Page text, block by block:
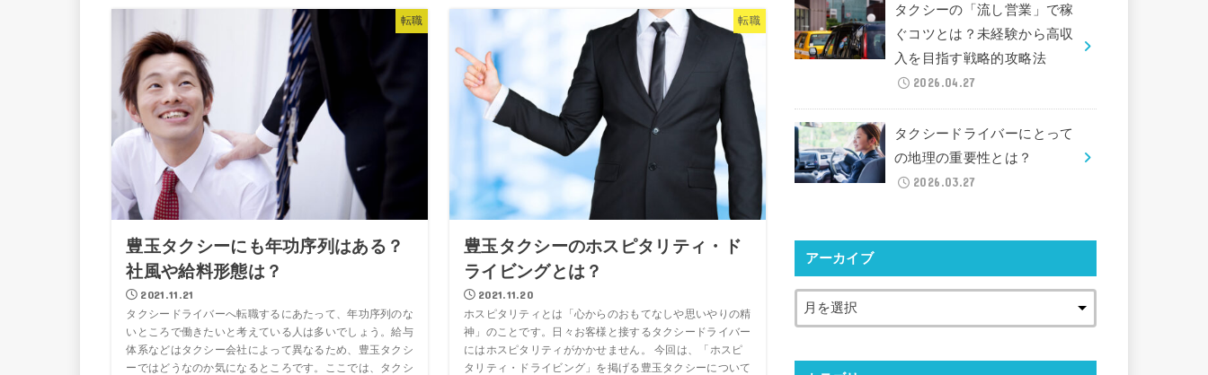
転職
豊玉タクシーにも年功序列はある？
社風や給料形態は？
2021.11.21
タクシードライバーへ転職するにあたって、年功序列のな
いところで働きたいと考えている人は多いでしょう。給与
体系などはタクシー会社によって異なるため、豊玉タクシ
ーではどうなのか気になるところです。ここでは、タクシ
転職
豊玉タクシーのホスピタリティ・ド
ライビングとは？
2021.11.20
ホスピタリティとは「心からのおもてなしや思いやりの精
神」のことです。日々お客様と接するタクシードライバー
にはホスピタリティがかかせません。 今回は、「ホスピ
タリティ・ドライビング」を掲げる豊玉タクシーについて
タクシーの「流し営業」で稼
ぐコツとは？未経験から高収
入を目指す戦略的攻略法
2026.04.27
タクシードライバーにとって
の地理の重要性とは？
2026.03.27
アーカイブ